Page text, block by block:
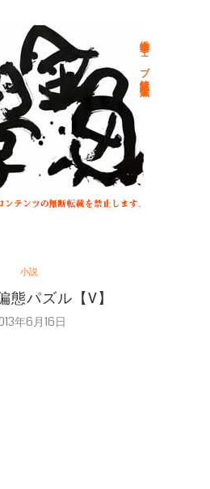
総合文学ウェブ情報誌 文学金魚
小説
態パズル【V】
年6月16日